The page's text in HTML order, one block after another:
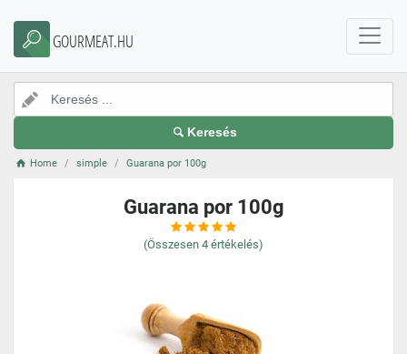
GOURMEAT.HU
Keresés
Home simple Guarana por 100g
Guarana por 100g
(Összesen 4 értékelés)